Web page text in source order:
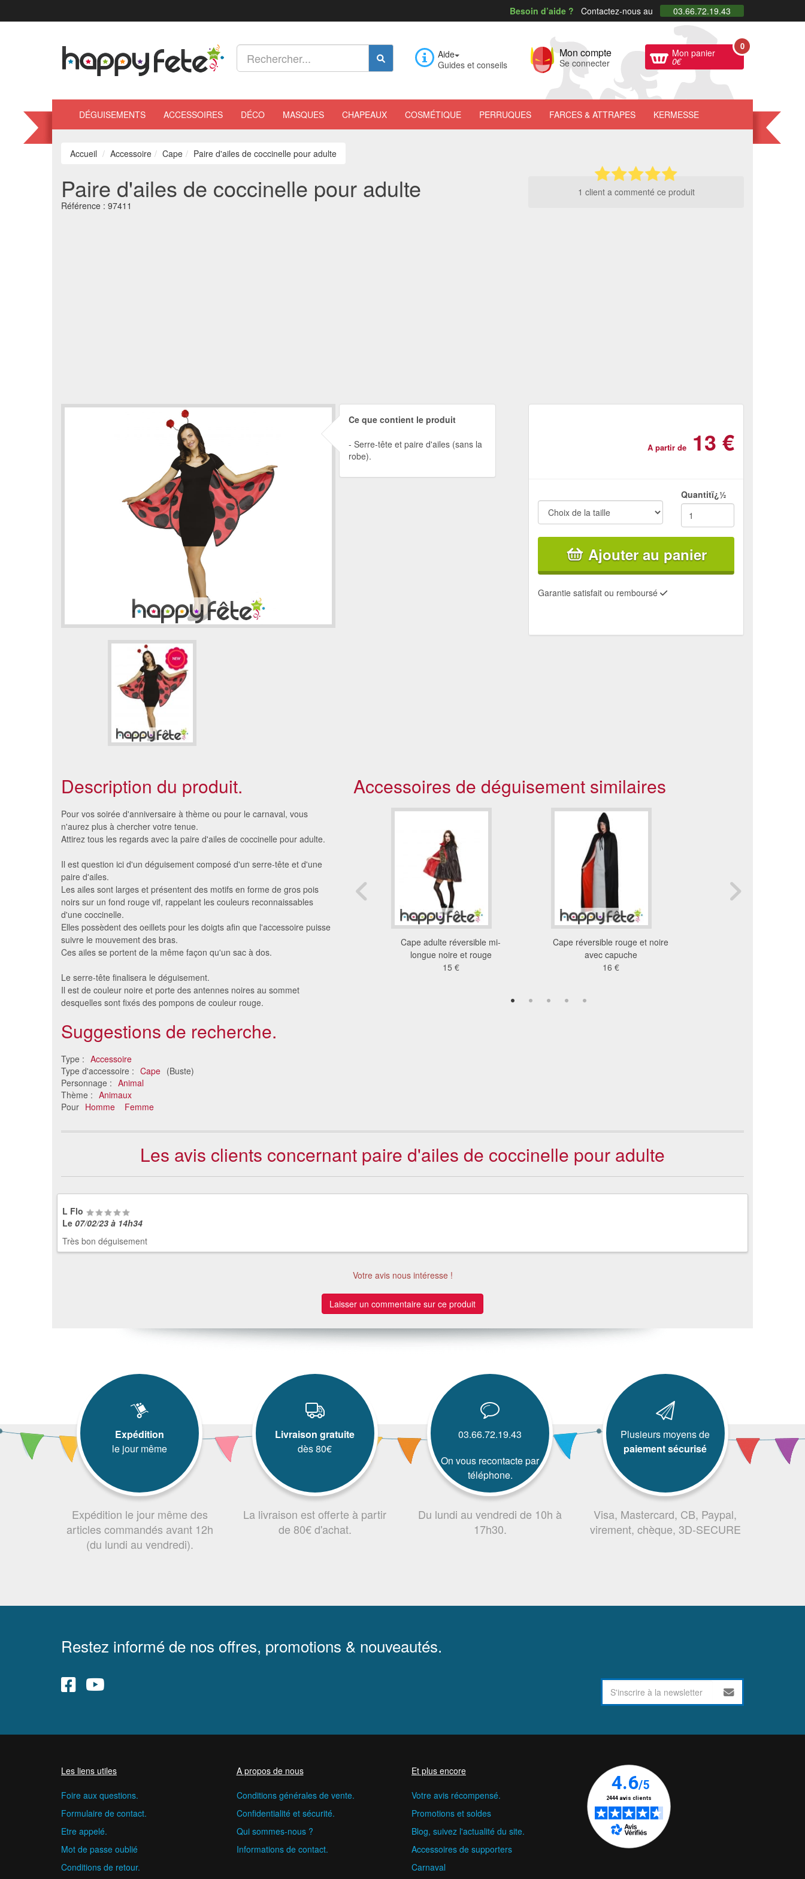
Besoin d’aide ? Contactez-nous au 03.66.72.19.43
Aide
Guides et conseils
Mon compte
Se connecter
Mon panier
0€
0
DÉGUISEMENTS ACCESSOIRES DÉCO MASQUES CHAPEAUX COSMÉTIQUE PERRUQUES FARCES & ATTRAPES KERMESSE
Accueil Accessoire Cape Paire d'ailes de coccinelle pour adulte
Paire d'ailes de coccinelle pour adulte
Référence : 97411
1 client a commenté ce produit
Ce que contient le produit
Serre-tête et paire d'ailes (sans la
robe).
A partir de 13 €
Quantitï¿½
Ajouter au panier
Garantie satisfait ou remboursé
Description du produit.
Pour vos soirée d'anniversaire à thème ou pour le carnaval, vous
n'aurez plus à chercher votre tenue.
Attirez tous les regards avec la paire d'ailes de coccinelle pour adulte.
Il est question ici d'un déguisement composé d'un serre-tête et d'une
paire d'ailes.
Les ailes sont larges et présentent des motifs en forme de gros pois
noirs sur un fond rouge vif, rappelant les couleurs reconnaissables
d'une coccinelle.
Elles possèdent des oeillets pour les doigts afin que l'accessoire puisse
suivre le mouvement des bras.
Ces ailes se portent de la même façon qu'un sac à dos.
Le serre-tête finalisera le déguisement.
Il est de couleur noire et porte des antennes noires au sommet
desquelles sont fixés des pompons de couleur rouge.
Suggestions de recherche.
Type : Accessoire
Type d'accessoire : Cape (Buste)
Personnage : Animal
Thème : Animaux
Pour Homme Femme
Accessoires de déguisement similaires
Cape de vampire réversible
pour adulte
Cape adulte réversible mi-
longue noire et rouge
15 €
Cape réversible rouge et noire
avec capuche
16 €
Les avis clients concernant paire d'ailes de coccinelle pour adulte
L Flo
Le 07/02/23 à 14h34
Très bon déguisement
Votre avis nous intéresse !
Laisser un commentaire sur ce produit
Expédition
le jour même
Expédition le jour même des
articles commandés avant 12h
(du lundi au vendredi).
Livraison gratuite
dès 80€
La livraison est offerte à partir
de 80€ d'achat.
03.66.72.19.43
On vous recontacte par
téléphone.
Du lundi au vendredi de 10h à
17h30.
Plusieurs moyens de
paiement sécurisé
Visa, Mastercard, CB, Paypal,
virement, chèque, 3D-SECURE
Restez informé de nos offres, promotions & nouveautés.
Les liens utiles
Foire aux questions.
Formulaire de contact.
Etre appelé.
Mot de passe oublié
Conditions de retour.
A propos de nous
Conditions générales de vente.
Confidentialité et sécurité.
Qui sommes-nous ?
Informations de contact.
Et plus encore
Votre avis récompensé.
Promotions et soldes
Blog, suivez l'actualité du site.
Accessoires de supporters
Carnaval